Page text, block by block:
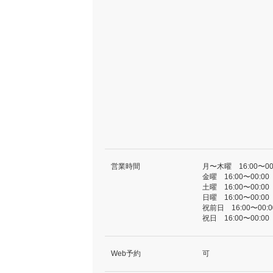
営業時間
月〜木曜 16:00〜
金曜 16:00〜00:00
土曜 16:00〜00:00
日曜 16:00〜00:00
祝前日 16:00〜
祝日 16:00〜00:00
Web予約 可